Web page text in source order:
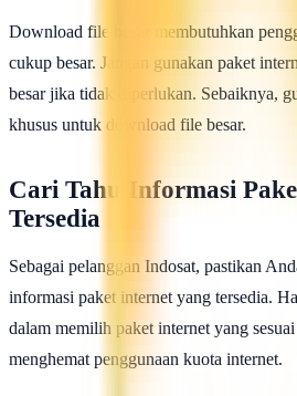
Download file besar membutuhkan
cukup besar. Jangan gunakan paket
besar jika tidak diperlukan. Sebaiknya,
khusus untuk download file besar.
Cari Tahu Informasi
Tersedia
Sebagai pelanggan Indosat, pastikan
informasi paket internet yang tersedia.
dalam memilih paket internet yang
menghemat penggunaan kuota internet.